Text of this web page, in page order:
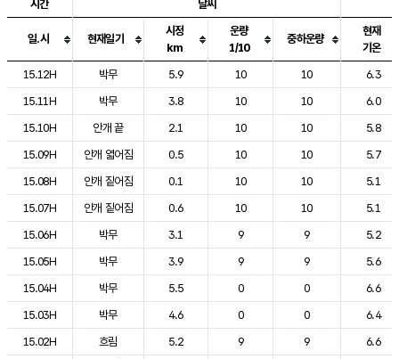
도시별 기상실황표로 지점, 날씨, 기온, 강수, 바람, 기압등을 안내한 표입
시간 날씨
일.시 현재일기
시정
km
운량
1/10
중하운량
현재
기온
15.12H
박무 5.9 10 10
6.3
15.11H
박무 3.8 10 10
6.0
15.10H
안개 끝 2.1 10 10
5.8
15.09H
안개 엷어짐 0.5 10 10
5.7
15.08H
안개 짙어짐 0.1 10 10
5.1
15.07H
안개 짙어짐 0.6 10 10
5.1
15.06H
박무 3.1 9 9
5.2
15.05H
박무 3.9 9 9
5.6
15.04H
박무 5.5 0 0
6.6
15.03H
박무 4.6 0 0
6.4
15.02H
흐림 5.2 9 9
6.6